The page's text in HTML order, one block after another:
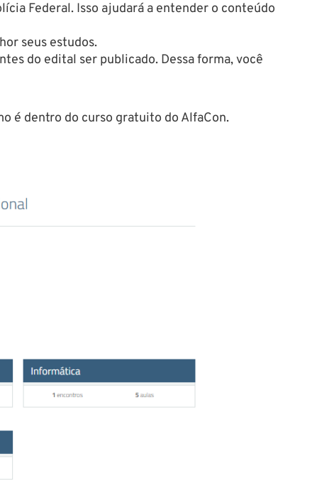
Federal. Isso ajudará a entender o conteúdo
seus estudos.
do edital ser publicado. Dessa forma, você
é dentro do curso gratuito do AlfaCon.